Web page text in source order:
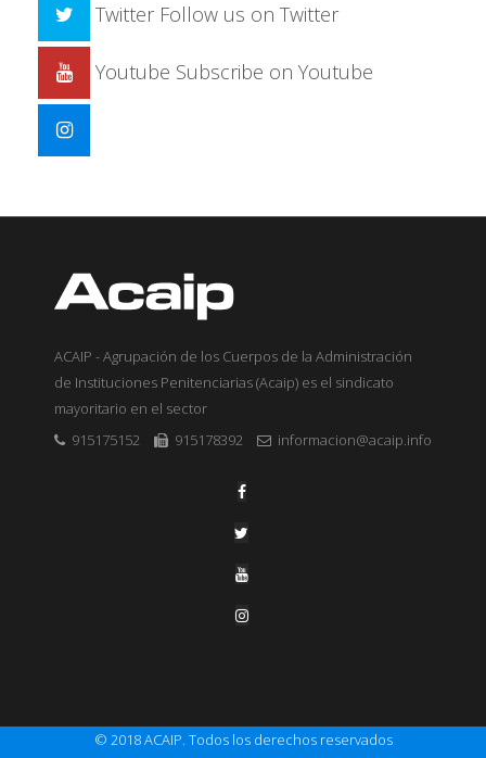
Twitter Follow us on Twitter
Youtube Subscribe on Youtube
ACAIP - Agrupación de los Cuerpos de la Administración
de Instituciones Penitenciarias (Acaip) es el sindicato
mayoritario en el sector
915175152
915178392 informacion@acaip.info
© 2018 ACAIP. Todos los derechos reservados